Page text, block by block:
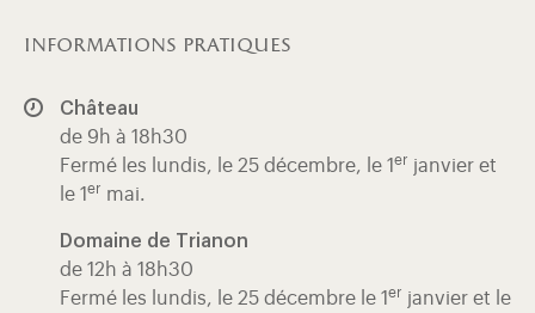
informations pratiques
Château
de 9h à 18h30
Fermé les lundis, le 25 décembre, le 1 er janvier et
le 1 er mai.
Domaine de Trianon
de 12h à 18h30
Fermé les lundis, le 25 décembre le 1 er janvier et le